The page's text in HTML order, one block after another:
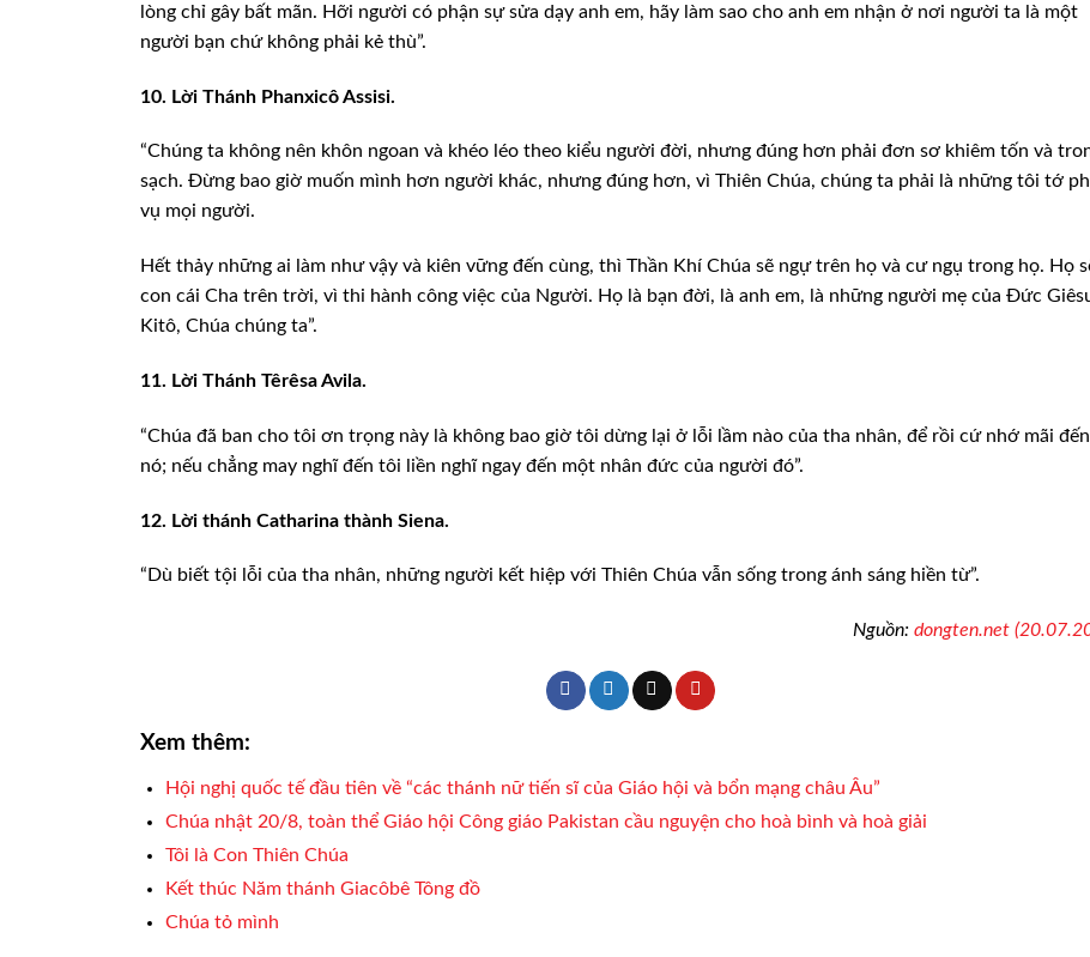
lòng chỉ gây bất mãn. Hỡi người có phận sự sửa dạy anh em, hãy làm sao cho anh em nhận ở nơi người ta là một
người bạn chứ không phải kẻ thù”.
10. Lời Thánh Phanxicô Assisi.
“Chúng ta không nên khôn ngoan và khéo léo theo kiểu người đời, nhưng đúng hơn phải đơn sơ khiêm tốn và
sạch. Đừng bao giờ muốn mình hơn người khác, nhưng đúng hơn, vì Thiên Chúa, chúng ta phải là những tôi tớ
vụ mọi người.
Hết thảy những ai làm như vậy và kiên vững đến cùng, thì Thần Khí Chúa sẽ ngự trên họ và cư ngụ trong họ. Họ
con cái Cha trên trời, vì thi hành công việc của Người. Họ là bạn đời, là anh em, là những người mẹ của Đức
Kitô, Chúa chúng ta”.
11. Lời Thánh Têrêsa Avila.
“Chúa đã ban cho tôi ơn trọng này là không bao giờ tôi dừng lại ở lỗi lầm nào của tha nhân, để rồi cứ nhớ mãi đến
nó; nếu chẳng may nghĩ đến tôi liền nghĩ ngay đến một nhân đức của người đó”.
12. Lời thánh Catharina thành Siena.
“Dù biết tội lỗi của tha nhân, những người kết hiệp với Thiên Chúa vẫn sống trong ánh sáng hiền từ”.
Nguồn: dongten.net
Xem thêm:
Hội nghị quốc tế đầu tiên về “các thánh nữ tiến sĩ của Giáo hội và bổn mạng châu Âu”
Chúa nhật 20/8, toàn thể Giáo hội Công giáo Pakistan cầu nguyện cho hoà bình và hoà giải
Tôi là Con Thiên Chúa
Kết thúc Năm thánh Giacôbê Tông đồ
Chúa tỏ mình